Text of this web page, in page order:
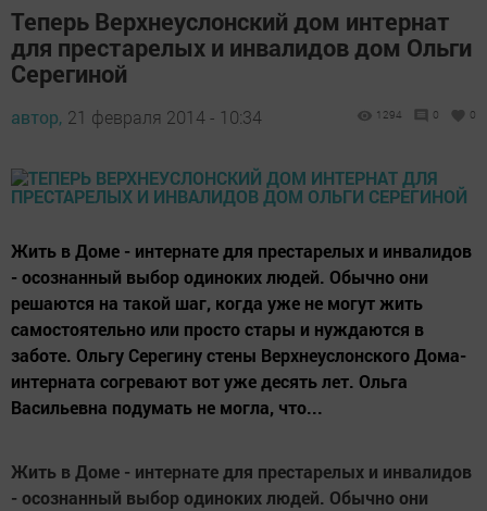
Теперь Верхнеуслонский дом интернат
для престарелых и инвалидов дом Ольги
Серегиной
автор, 21 февраля 2014 - 10:34 1294 0 0
Жить в Доме - интернате для престарелых и инвалидов
- осознанный выбор одиноких людей. Обычно они
решаются на такой шаг, когда уже не могут жить
самостоятельно или просто стары и нуждаются в
заботе. Ольгу Серегину стены Верхнеуслонского Дома-
интерната согревают вот уже десять лет. Ольга
Васильевна подумать не могла, что...
Жить в Доме - интернате для престарелых и инвалидов
- осознанный выбор одиноких людей. Обычно они